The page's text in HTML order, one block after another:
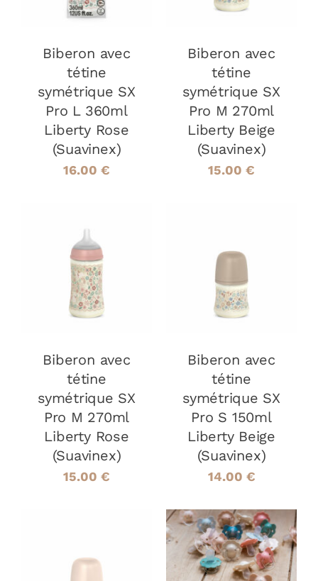
Biberon avec
tétine
symétrique SX
Pro L 360ml
Liberty Rose
(Suavinex)
16.00 €
Biberon avec
tétine
symétrique SX
Pro M 270ml
Liberty Beige
(Suavinex)
15.00 €
AJOUTER AU
PANIER
DÉTAILS
Biberon avec
tétine
symétrique SX
Pro M 270ml
Liberty Rose
(Suavinex)
15.00 €
AJOUTER AU
PANIER
DÉTAILS
Biberon avec
tétine
symétrique SX
Pro S 150ml
Liberty Beige
(Suavinex)
14.00 €
AJOUTER AU
PANIER
AJOUTER AU
PANIER
/
DÉTAILS